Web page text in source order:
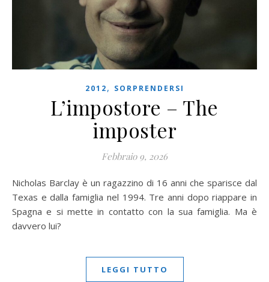
2012, SORPRENDERSI
L’impostore – The
imposter
Febbraio 9, 2026
Nicholas Barclay è un ragazzino di 16 anni che sparisce dal
Texas e dalla famiglia nel 1994. Tre anni dopo riappare in
Spagna e si mette in contatto con la sua famiglia. Ma è
davvero lui?
LEGGI TUTTO